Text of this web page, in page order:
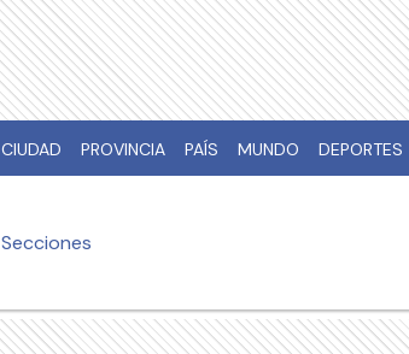
CIUDAD PROVINCIA PAÍS MUNDO DEPORTES
Secciones